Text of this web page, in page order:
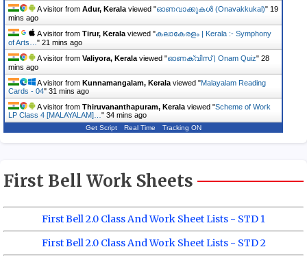
A visitor from Adur, Kerala viewed "ഓണവാക്കുകള്‍ (Onavakkukal)" 19
mins ago
A visitor from Tirur, Kerala viewed "കലാകേരളം | Kerala :- Symphony
of Arts… " 21 mins ago
A visitor from Valiyora, Kerala viewed "ഓണക്വിസ് | Onam Quiz" 28
mins ago
A visitor from Kunnamangalam, Kerala viewed "Malayalam Reading
Cards - 04" 31 mins ago
A visitor from Thiruvananthapuram, Kerala viewed "Scheme of Work
LP Class 4 [MALAYALAM]… " 34 mins ago
Get Script Real Time Tracking ON
First Bell Work Sheets
First Bell 2.0 Class And Work Sheet Lists - STD 1
First Bell 2.0 Class And Work Sheet Lists - STD 2